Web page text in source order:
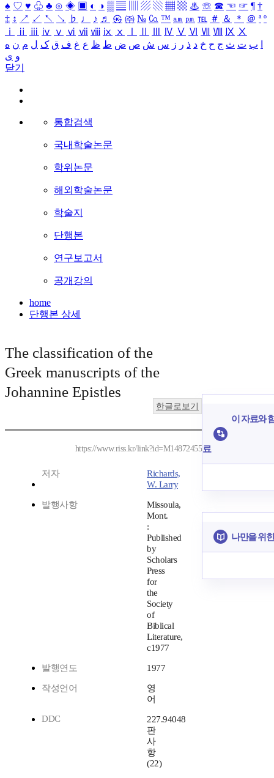
♠ ♡ ♥ ♧ ♣ ⊙ ◈ ▣ ◐ ◑ ▒ ▤ ▨ ▧ ▦ ▩ ♨ ☏ ☎ ☜ ☞ ¶ †
‡ ↕ ↗ ↙ ↖ ↘ ♭ ♩ ♪ ♬ ㉿ ㈜ № ㏇ ™ ㏂ ㏘ ℡ ＃ ＆ ＊ ＠ ª º
ⅰ
ⅱ ⅲ ⅳ ⅴ ⅵ ⅶ ⅷ ⅸ ⅹ Ⅳ Ⅴ Ⅵ Ⅶ Ⅷ Ⅸ Ⅹ
ب ت ث ج ح خ د ذ ر ز س ش ص ض ط ظ ع غ ف ق ک ل م ن ه
و ی
닫기
통합검색
국내학술논문
학위논문
해외학술논문
학술지
단행본
연구보고서
공개강의
home
단행본 상세
The classification of the
Greek manuscripts of the
Johannine Epistles
한글로보기
https://www.riss.kr/link?id=M14872455
저자
Richards,
W. Larry
발행사항
Missoula,
Mont.
:
Published
by
Scholars
Press
for
the
Society
of
Biblical
Literature,
c1977
발행연도 1977
작성언어
영
어
DDC
227.94048
판
사
항
(22)
이 자료와
료
나만을 위